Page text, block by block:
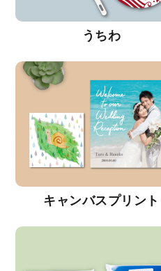
うちわ
キャンバスプリント